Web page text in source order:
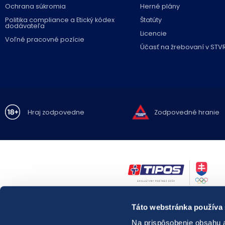
Táto webstránka
Na prispôsobenie
Ochrana súkromia
Politika compliance a Etický kódex
dodávateľa
Voľné pracovné pozície
Herné plány
Štatúty
Licencie
Účasť na žrebovaní v
Hraj zodpovedne Zodpovedné hranie
Zákaz hrania hazardných hier osobám mladším ako 18 rokov.
Hazardné hry predstavujú riziko vysokých finančných strát.
Nadmerné hranie prináša so sebou možnézdravotné riziká.